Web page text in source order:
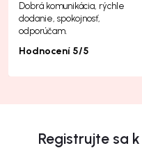
Dobrá komunikácia, rýchle
dodanie, spokojnosť,
odporúčam.
Hodnocení 5/5
Registrujte sa